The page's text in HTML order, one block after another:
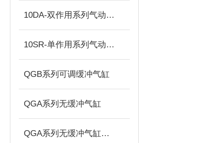
10DA-双作用系列气动执行器
10SR-单作用系列气动执行器
QGB系列可调缓冲气缸
QGA系列无缓冲气缸
QGA系列无缓冲气缸安装形式